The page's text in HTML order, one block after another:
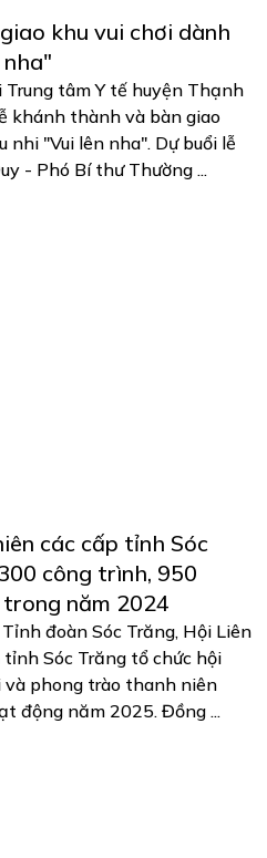
khu vui chơi dành
tâm Y tế huyện Thạnh
khánh thành và bàn giao
nhi "Vui lên nha". Dự buổi lễ
- Phó Bí thư Thường ...
các cấp tỉnh Sóc
công trình, 950
năm 2024
đoàn Sóc Trăng, Hội Liên
Sóc Trăng tổ chức hội
phong trào thanh niên
động năm 2025. Đồng ...